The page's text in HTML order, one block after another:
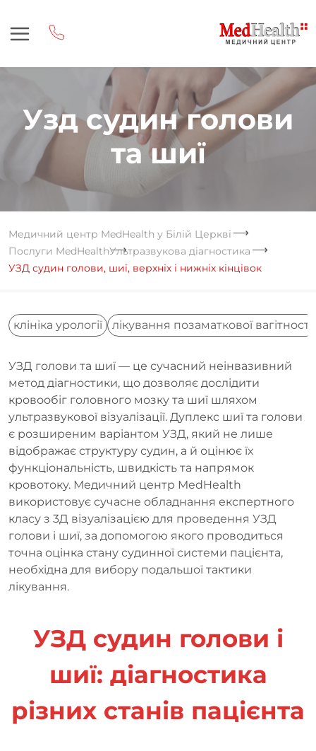
Узд судин голови
та шиї
Медичний центр MedHealth у Білій Церкві
Послуги MedHealthУльтразвукова діагностика
УЗД судин голови, шиї, верхніх і нижніх кінцівок
клініка урології лікування позаматкової вагітності
УЗД голови та шиї — це сучасний неінвазивний
метод діагностики, що дозволяє дослідити
кровообіг головного мозку та шиї шляхом
ультразвукової візуалізації. Дуплекс шиї та голови
є розширеним варіантом УЗД, який не лише
відображає структуру судин, а й оцінює їх
функціональність, швидкість та напрямок
кровотоку. Медичний центр MedHealth
використовує сучасне обладнання експертного
класу з 3Д візуалізацією для проведення УЗД
голови і шиї, за допомогою якого проводиться
точна оцінка стану судинної системи пацієнта,
необхідна для вибору подальшої тактики
лікування.
УЗД судин голови і
шиї: діагностика
різних станів пацієнта